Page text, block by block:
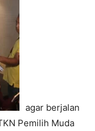
agar berjalan
Pemilih Muda